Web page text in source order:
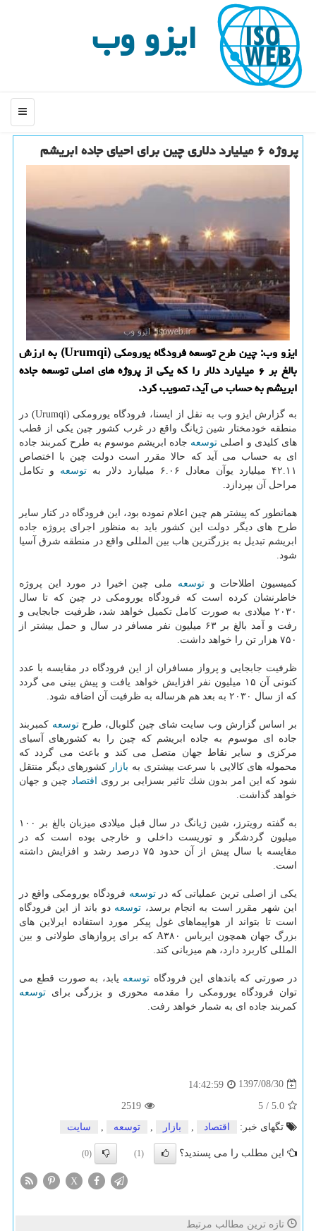
ایزو وب
منو
پروژه ۶ میلیارد دلاری چین برای احیای جاده ابریشم
ایزو وب: چین طرح توسعه فرودگاه یورومكی (Urumqi) به ارزش
بالغ بر ۶ میلیارد دلار را كه یكی از پروژه های اصلی توسعه جاده
ابریشم به حساب می آید، تصویب كرد.
به گزارش ایزو وب به نقل از ایسنا، فرودگاه یورومكی (Urumqi) در
منطقه خودمختار شین ژیانگ واقع در غرب كشور چین یكی از قطب
های كلیدی و اصلی توسعه جاده ابریشم موسوم به طرح كمربند جاده
ای به حساب می آید كه حالا مقرر است دولت چین با اختصاص
۴۲.۱۱ میلیارد یوآن معادل ۶.۰۶ میلیارد دلار به
توسعه و تكامل
مراحل آن بپردازد.
همانطور كه پیشتر هم چین اعلام نموده بود، این فرودگاه در كنار سایر
طرح های دیگر دولت این كشور باید به منظور اجرای پروژه جاده
ابریشم تبدیل به بزرگترین هاب بین المللی واقع در منطقه شرق آسیا
شود.
كمیسیون اطلاحات وتوسعه ملی چین اخیرا در مورد این پروژه
خاطرنشان كرده است كه فرودگاه یورومكی در چین كه تا سال
۲۰۳۰ میلادی به صورت كامل تكمیل خواهد شد، ظرفیت جابجایی و
رفت و آمد بالغ بر ۶۳ میلیون نفر مسافر در سال و حمل بیشتر از
۷۵۰ هزار تن را خواهد داشت.
ظرفیت جابجایی و پرواز مسافران از این فرودگاه در مقایسه با عدد
كنونی آن ۱۵ میلیون نفر افزایش خواهد یافت و پیش بینی می گردد
كه از سال ۲۰۳۰ به بعد هم هرساله به ظرفیت آن اضافه شود.
بر اساس گزارش وب سایت شای چین گلوبال، طرحتوسعه كمبربند
جاده ای موسوم به جاده ابریشم كه چین را به كشورهای آسیای
مركزی و سایر نقاط جهان متصل می كند و باعث می گردد كه
محموله های كالایی با سرعت بیشتری به بازار كشورهای دیگر منتقل
شود كه این امر بدون شك تاثیر بسزایی بر روی
اقتصادچین و جهان
خواهد گذاشت.
به گفته رویترز، شین ژیانگ در سال قبل میلادی میزبان بالغ بر ۱۰۰
میلیون گردشگر و توریست داخلی و خارجی بوده است كه در
مقایسه با سال پیش از آن حدود ۷۵ درصد رشد و افزایش داشته
است.
یكی از اصلی ترین عملیاتی كه درتوسعه فرودگاه یورومكی واقع در
این شهر مقرر است به انجام برسد، توسعه دو باند از این فرودگاه
است تا بتواند از هواپیماهای غول پیكر مورد استفاده ایرلاین های
بزرگ جهان همچون ایرباس A۳۸۰ كه برای پروازهای طولانی و بین
المللی كاربرد دارد، هم میزبانی كند.
در صورتی كه باندهای این فرودگاه توسعه یابد، به صورت قطع می
توان فرودگاه یورومكی را مقدمه محوری و بزرگی برای توسعه
كمربند جاده ای به شمار خواهد رفت.
1397/08/30
14:42:59
5.0
/
5
2519
تگهای خبر:
اقتصاد , بازار , توسعه , سایت
این مطلب را می پسندید؟ (1)
(0)
X
تازه ترین مطالب مرتبط